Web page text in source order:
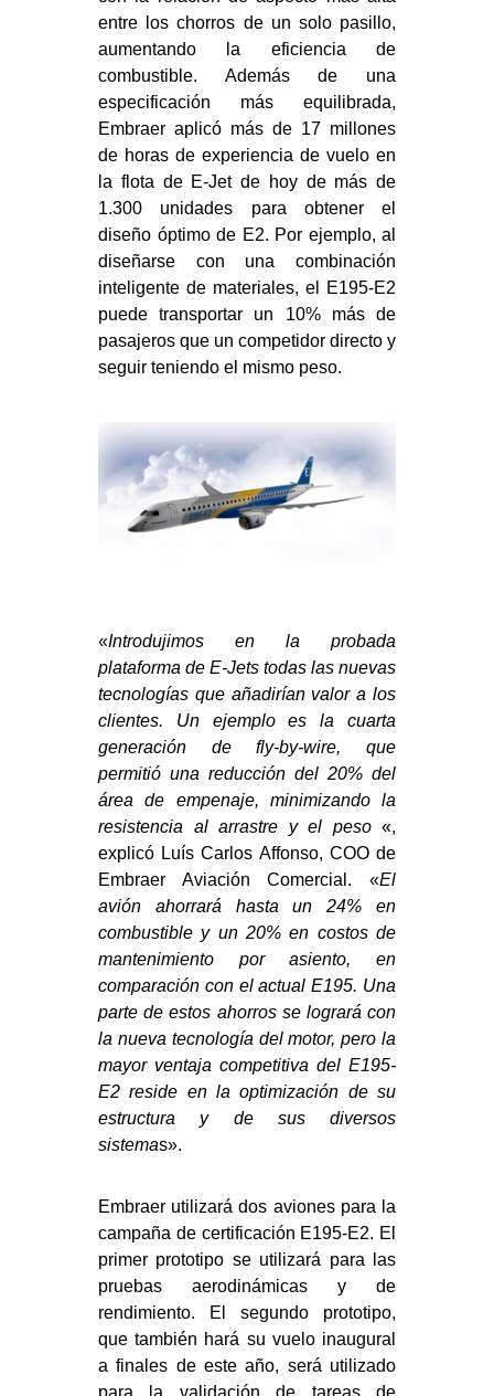
entre los chorros de un solo pasillo,
aumentando la eficiencia de
combustible. Además de una
especificación más equilibrada,
Embraer aplicó más de 17 millones
de horas de experiencia de vuelo en
la flota de E-Jet de hoy de más de
1.300 unidades para obtener el
diseño óptimo de E2. Por ejemplo, al
diseñarse con una combinación
inteligente de materiales, el E195-E2
puede transportar un 10% más de
pasajeros que un competidor directo y
seguir teniendo el mismo peso.
«Introdujimos en la probada
plataforma de E-Jets todas las nuevas
tecnologías que añadirían valor a los
clientes. Un ejemplo es la cuarta
generación de fly-by-wire, que
permitió una reducción del 20% del
área de empenaje, minimizando la
resistencia al arrastre y el peso«,
explicó Luís Carlos Affonso, COO de
Embraer Aviación Comercial. «El
avión ahorrará hasta un 24% en
combustible y un 20% en costos de
mantenimiento por asiento, en
comparación con el actual E195. Una
parte de estos ahorros se logrará con
la nueva tecnología del motor, pero la
mayor ventaja competitiva del E195-
E2 reside en la optimización de su
estructura y de sus diversos
sistemas».
Embraer utilizará dos aviones para la
campaña de certificación E195-E2. El
primer prototipo se utilizará para las
pruebas aerodinámicas y de
rendimiento. El segundo prototipo,
que también hará su vuelo inaugural
a finales de este año, será utilizado
para la validación de tareas de